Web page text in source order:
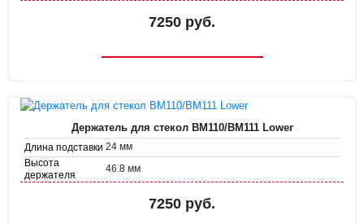
7250 руб.
Держатель для стекол BM110/BM111 Lower
Длина подставки 24 мм
Высота
держателя
46.8 мм
7250 руб.